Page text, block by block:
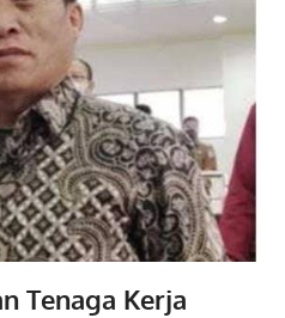
Tenaga Kerja